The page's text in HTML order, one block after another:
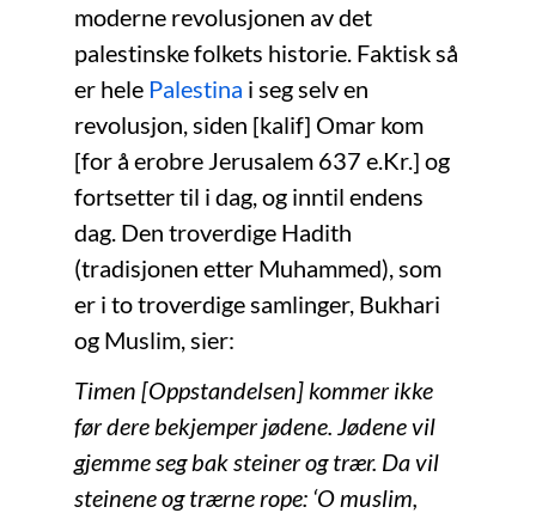
moderne revolusjonen av det
palestinske folkets historie. Faktisk så
er hele Palestina i seg selv en
revolusjon, siden [kalif] Omar kom
[for å erobre Jerusalem 637 e.Kr.] og
fortsetter til i dag, og inntil endens
dag. Den troverdige Hadith
(tradisjonen etter Muhammed), som
er i to troverdige samlinger, Bukhari
og Muslim, sier:
Timen [Oppstandelsen] kommer ikke
før dere bekjemper jødene. Jødene vil
gjemme seg bak steiner og trær. Da vil
steinene og trærne rope: ‘O muslim,